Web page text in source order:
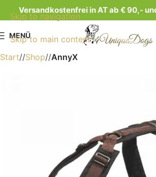
Skip to navigation
Skip to main content
Versandkostenfrei in AT ab € 90,-
MENÜ
Start/ Shop/ AnnyX